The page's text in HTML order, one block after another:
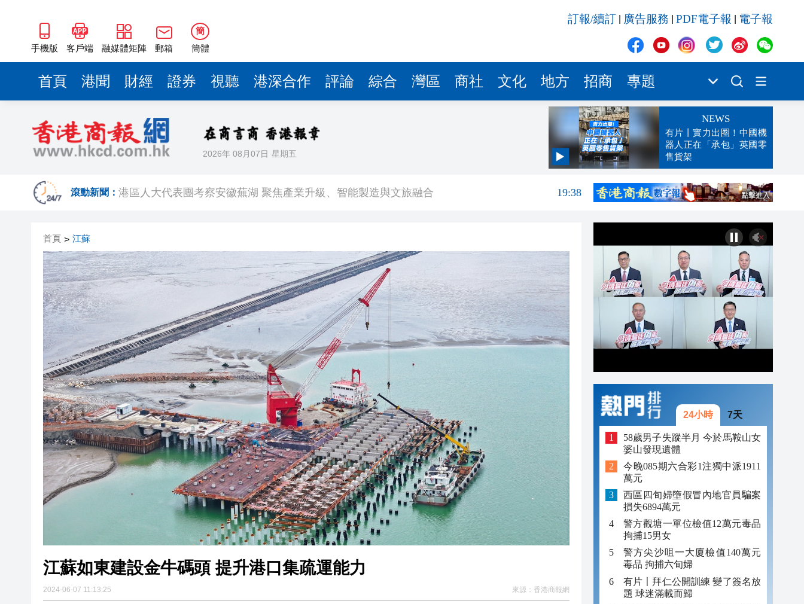
手機版 客戶端 融媒體矩陣 郵箱
簡
簡體
訂報/續訂 廣告服務 PDF電子報 電子報
首頁 港聞 財經 證券 視聽 港深合作 評論 綜合 灣區 商社 文化 地方 招商 專題
2026年 08月07日 星期五
NEWS
有片丨實力出圈！中國機
器人正在「承包」英國零
售貨架
滾動新聞：
19:44
港區人大代表團考察安徽蕪湖 聚焦產業升級、智能製造與文旅融合
19:38
黃金牛市回來了？ 瑞銀估金價明年上半年升回5000美元
19:22
受AI及電動車帶動 中國貿易順差連續三個月破千億美元
19:19
有片丨《愛回家》迎大結局 煞科宴菜單盡顯心思 台前幕後不捨合影
19:17
MJZ Technology AI合規跨境金融科技突圍 國資注資加持
19:08
首頁 > 江蘇
江蘇如東建設金牛碼頭 提升港口集疏運能力
2024-06-07 11:13:25 來源： 香港商報網
24小時 7天
58歲男子失蹤半月 今於馬鞍山女
婆山發現遺體
今晚085期六合彩1注獨中派1911
萬元
西區四旬婦墮假冒內地官員騙案
損失6894萬元
警方觀塘一單位檢值12萬元毒品
拘捕15男女
警方尖沙咀一大廈檢值140萬元
毒品 拘捕六旬婦
有片〡拜仁公開訓練 變了簽名放
題 球迷滿載而歸